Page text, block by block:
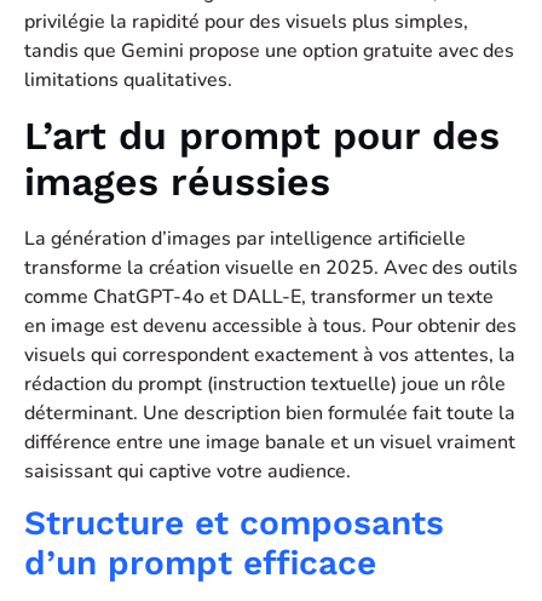
privilégie la rapidité pour des visuels plus simples,
tandis que Gemini propose une option gratuite avec des
limitations qualitatives.
L’art du prompt pour des
images réussies
La génération d’images par intelligence artificielle
transforme la création visuelle en 2025. Avec des outils
comme ChatGPT-4o et DALL-E, transformer un texte
en image est devenu accessible à tous. Pour obtenir des
visuels qui correspondent exactement à vos attentes, la
rédaction du prompt (instruction textuelle) joue un rôle
déterminant. Une description bien formulée fait toute la
différence entre une image banale et un visuel vraiment
saisissant qui captive votre audience.
Structure et composants
d’un prompt efficace